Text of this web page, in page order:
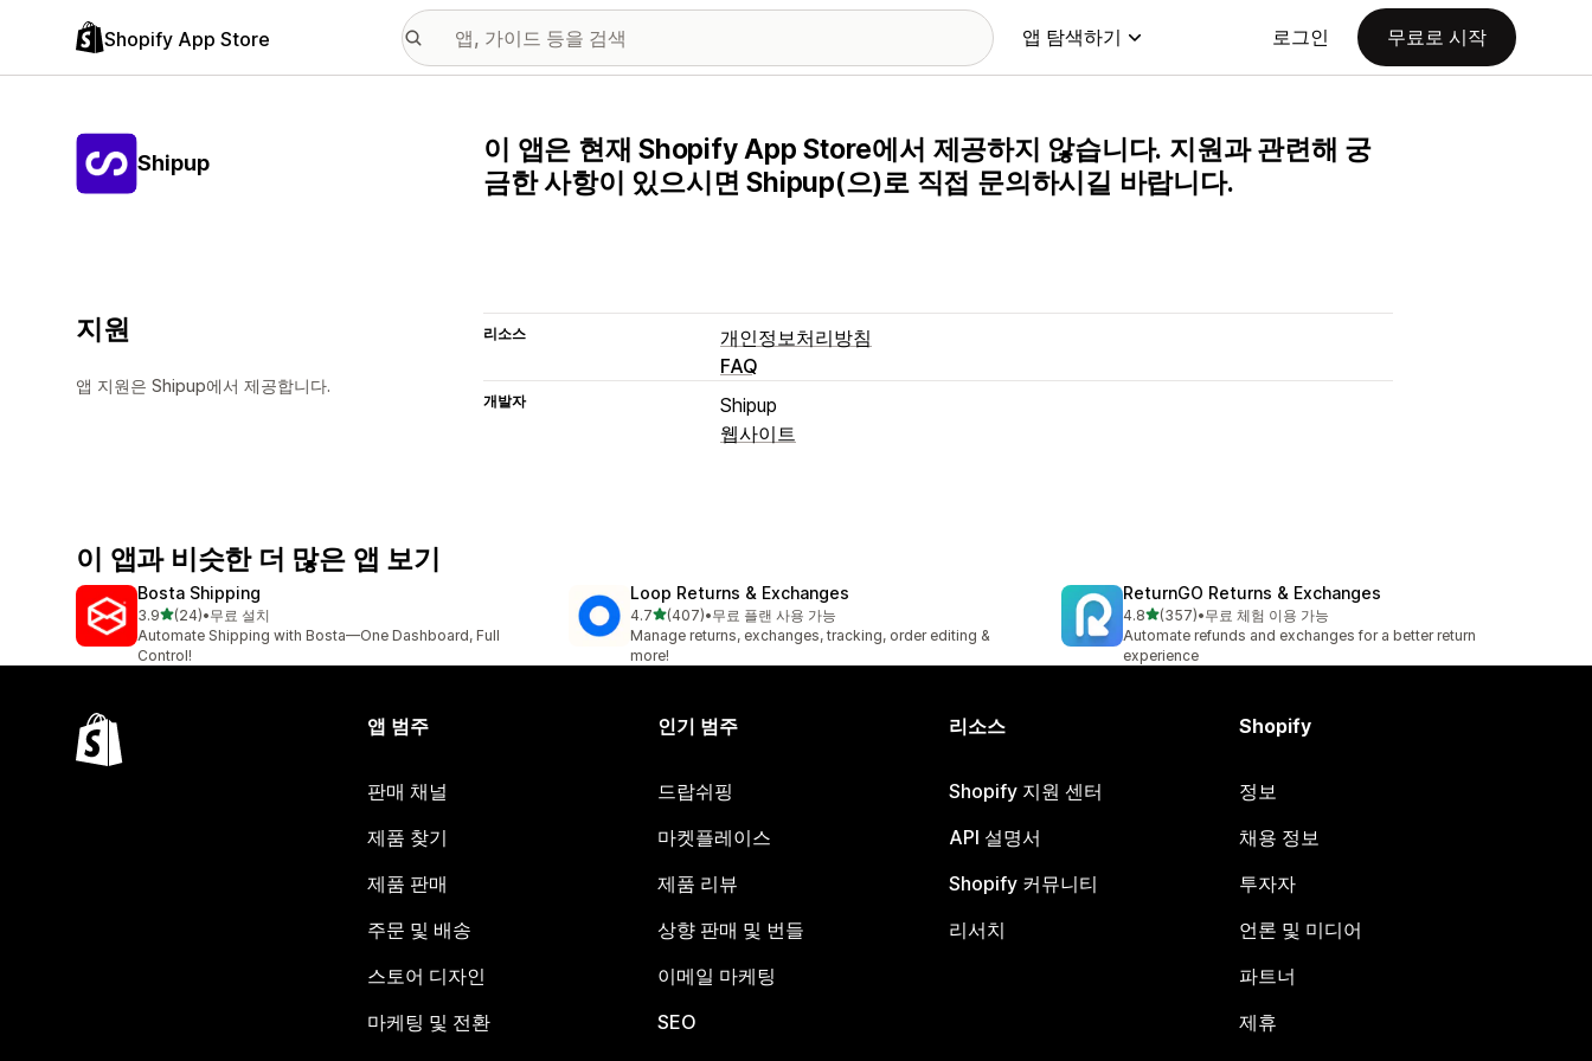
Shopify App Store 앱 탐색하기 로그인 무료로 시작
Shipup
이 앱은 현재 Shopify App Store에서 제공하지 않습니다. 지원과 관련해 궁
금한 사항이 있으시면 Shipup(으)로 직접 문의하시길 바랍니다.
지원
앱 지원은 Shipup에서 제공합니다.
리소스
개인정보처리방침
FAQ
개발자
Shipup
웹사이트
이 앱과 비슷한 더 많은 앱 보기
Bosta Shipping
3.9별 5개 중
(24)
총 리뷰 24개
•무료 설치
Automate Shipping with Bosta—One Dashboard, Full
Control!
Loop Returns & Exchanges
4.7별 5개 중
(407)
총 리뷰 407개
•무료 플랜 사용 가능
Manage returns, exchanges, tracking, order editing &
more!
ReturnGO Returns & Exchanges
4.8별 5개 중
(357)
총 리뷰 357개
•무료 체험 이용 가능
Automate refunds and exchanges for a better return
experience
앱 범주
판매 채널
제품 찾기
제품 판매
주문 및 배송
스토어 디자인
마케팅 및 전환
인기 범주
드랍쉬핑
마켓플레이스
제품 리뷰
상향 판매 및 번들
이메일 마케팅
SEO
리소스
Shopify 지원 센터
API 설명서
Shopify 커뮤니티
리서치
Shopify
정보
채용 정보
투자자
언론 및 미디어
파트너
제휴